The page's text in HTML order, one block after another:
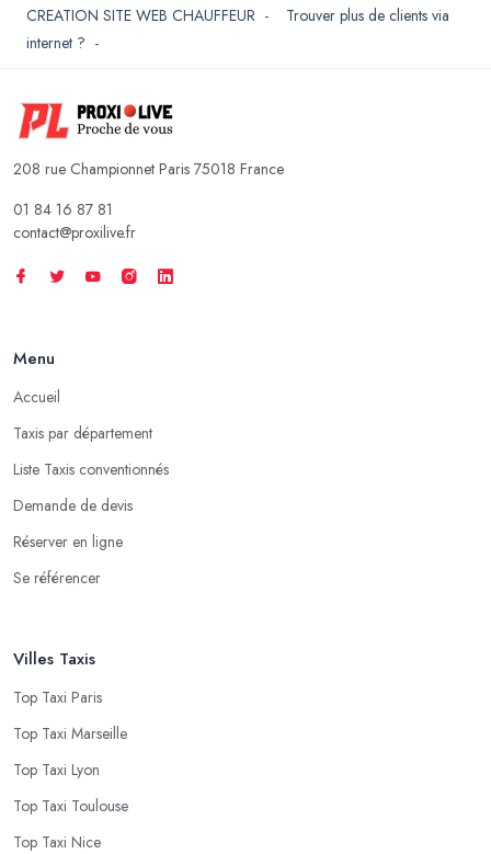
CREATION SITE WEB CHAUFFEUR - Trouver plus de clients via
internet ? -
208 rue Championnet Paris 75018 France
01 84 16 87 81
contact@proxilive.fr
Menu
Accueil
Taxis par département
Liste Taxis conventionnés
Demande de devis
Réserver en ligne
Se référencer
Villes Taxis
Top Taxi Paris
Top Taxi Marseille
Top Taxi Lyon
Top Taxi Toulouse
Top Taxi Nice